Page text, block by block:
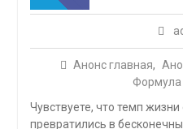
Анонс главная,
Формула
Чувствуете, что темп
превратились в